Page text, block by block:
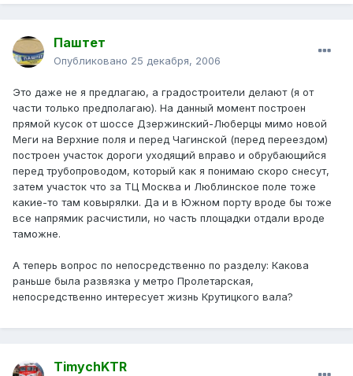
Паштет
Опубликовано 25 декабря, 2006
Это даже не я предлагаю, а градостроители делают (я от
части только предполагаю). На данный момент построен
прямой кусок от шоссе Дзержинский-Люберцы мимо новой
Меги на Верхние поля и перед Чагинской (перед переездом)
построен участок дороги уходящий вправо и обрубающийся
перед трубопроводом, который как я понимаю скоро снесут,
затем участок что за ТЦ Москва и Люблинское поле тоже
какие-то там ковырялки. Да и в Южном порту вроде бы тоже
все напрямик расчистили, но часть площадки отдали вроде
таможне.
А теперь вопрос по непосредственно по разделу: Какова
раньше была развязка у метро Пролетарская,
непосредственно интересует жизнь Крутицкого вала?
TimychKTR